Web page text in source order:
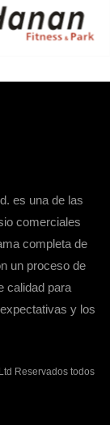
es una de las
comerciales
completa de
un proceso de
calidad para
y los
Reservados todos